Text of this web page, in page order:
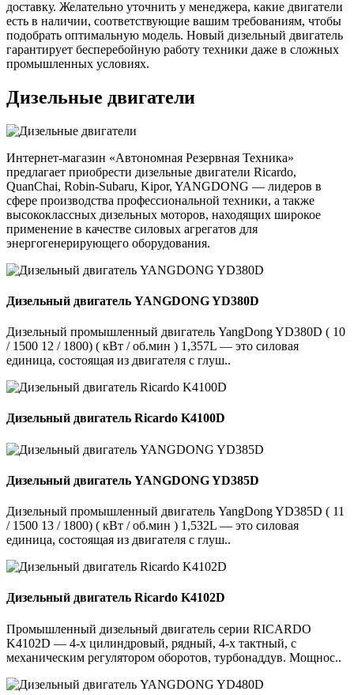
доставку. Желательно уточнить у менеджера, какие двигатели
есть в наличии, соответствующие вашим требованиям, чтобы
подобрать оптимальную модель. Новый дизельный двигатель
гарантирует бесперебойную работу техники даже в сложных
промышленных условиях.
Дизельные двигатели
Интернет-магазин «Автономная Резервная Техника»
предлагает приобрести дизельные двигатели Ricardo,
QuanChai, Robin-Subaru, Kipor, YANGDONG — лидеров в
сфере производства профессиональной техники, а также
высококлассных дизельных моторов, находящих широкое
применение в качестве силовых агрегатов для
энергогенерирующего оборудования.
Дизельный двигатель YANGDONG YD380D
Дизельный промышленный двигатель YangDong YD380D ( 10
/ 1500 12 / 1800) ( кВт / об.мин ) 1,357L — это силовая
единица, состоящая из двигателя с глуш..
Дизельный двигатель Ricardo K4100D
Дизельный двигатель YANGDONG YD385D
Дизельный промышленный двигатель YangDong YD385D ( 11
/ 1500 13 / 1800) ( кВт / об.мин ) 1,532L — это силовая
единица, состоящая из двигателя с глуш..
Дизельный двигатель Ricardo K4102D
Промышленный дизельный двигатель серии RICARDO
K4102D — 4-х цилиндровый, рядный, 4-х тактный, с
механическим регулятором оборотов, турбонаддув. Мощнос..